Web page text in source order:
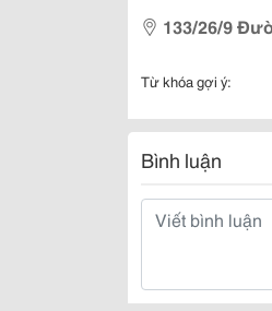
133/26/9
Từ khóa gợi ý:
Bình luận